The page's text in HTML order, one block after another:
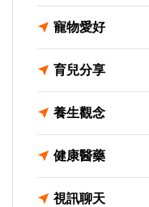
寵物愛好
育兒分享
養生觀念
健康醫藥
視訊聊天